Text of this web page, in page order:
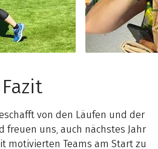
Fazit
von den Läufen und der
freuen uns, auch nächstes Jahr
motivierten Teams am Start zu